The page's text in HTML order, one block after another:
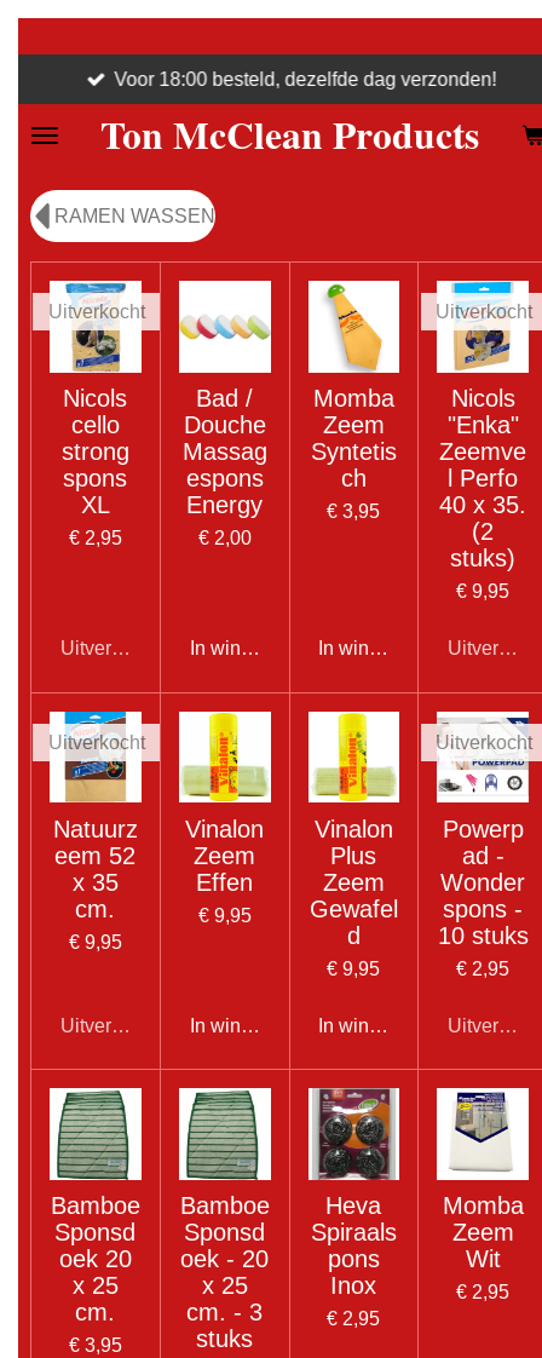
naar
de
Ton McClean Products
Voor 18:00 besteld, dezelfde dag verzonden!
RAMEN WASSEN
Uitverkocht
Nicols
cello
strong
spons
XL
€ 2,95
Uitverkocht
Bad /
Douche
Massag
espons
Energy
€ 2,00
In winkelwagen
Momba
Zeem
Syntetis
ch
€ 3,95
In winkelwagen
Uitverkocht
Nicols
"Enka"
Zeemve
l Perfo
40 x 35.
(2
stuks)
€ 9,95
Uitverkocht
Natuurz
eem 52
x 35
cm.
€ 9,95
Uitverkocht
Vinalon
Zeem
Effen
€ 9,95
In winkelwagen
Vinalon
Plus
Zeem
Gewafel
d
€ 9,95
In winkelwagen
Uitverkocht
Powerp
ad -
Wonder
spons -
10 stuks
€ 2,95
Bamboe
Sponsd
oek 20
x 25
cm.
€ 3,95
Bamboe
Sponsd
oek - 20
x 25
cm. - 3
stuks
Heva
Spiraals
pons
Inox
€ 2,95
Momba
Zeem
Wit
€ 2,95